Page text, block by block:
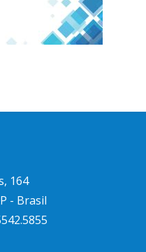
164
- Brasil